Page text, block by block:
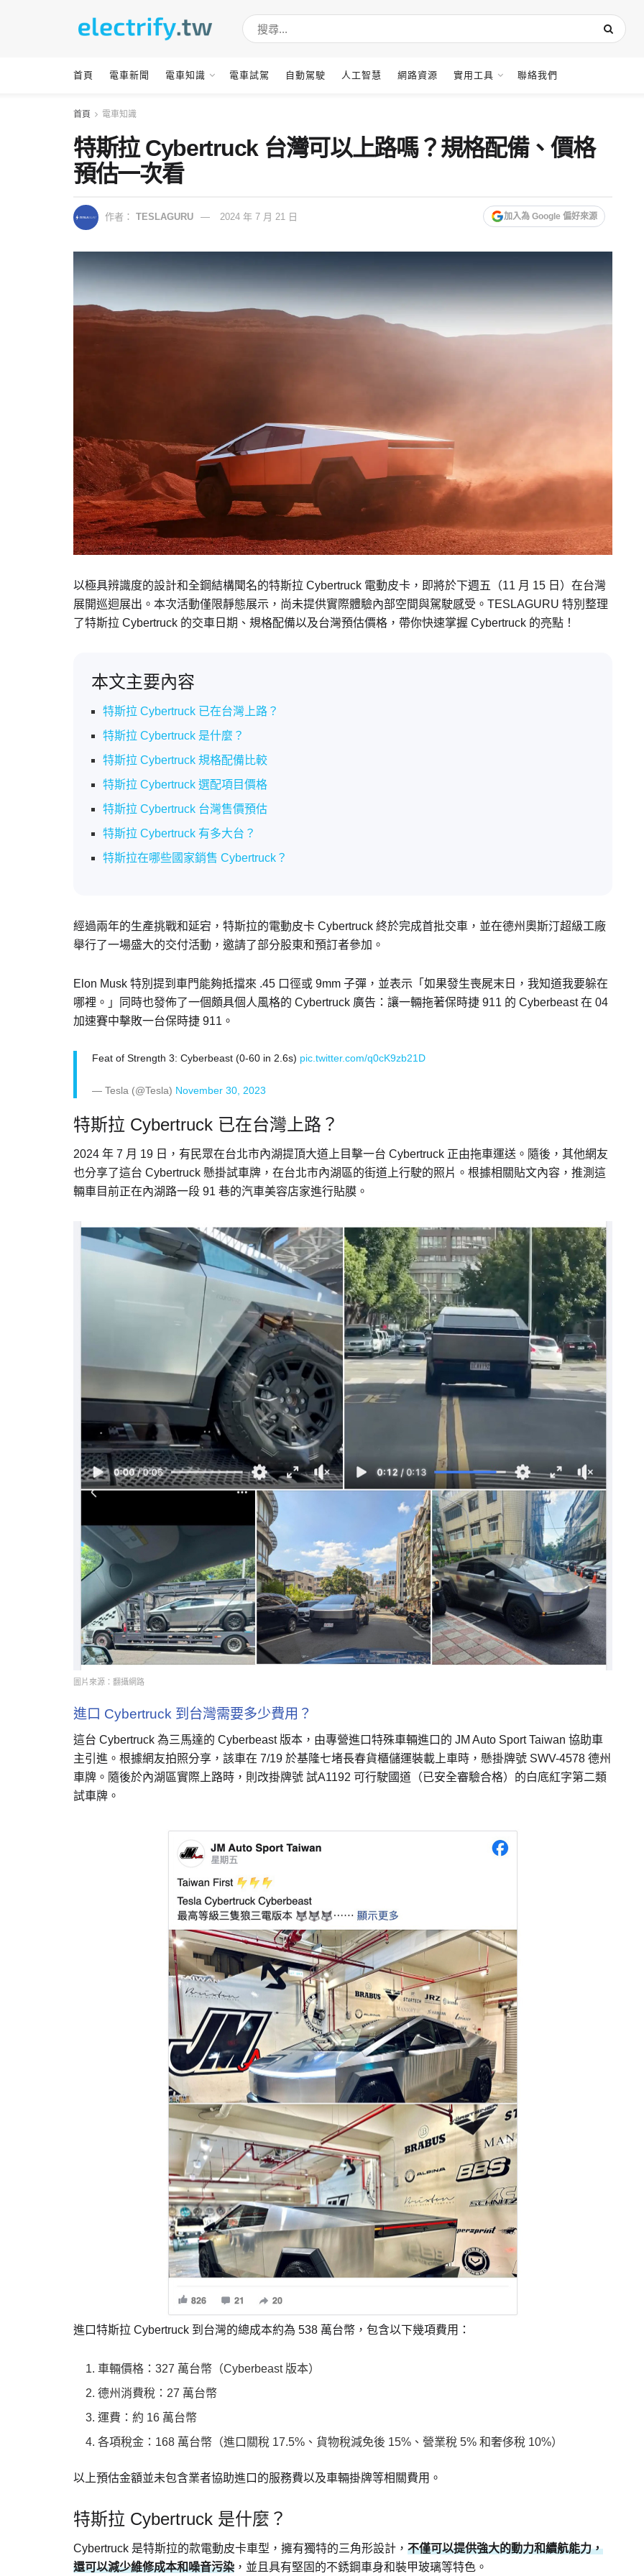
首頁 電車新聞 電車知識 電車試駕 自動駕駛 人工智慧 網路資源 實用工具 聯絡我們
首頁 電車知識
特斯拉 Cybertruck 台灣可以上路嗎？規格配備、價格
預估一次看
作者： TESLAGURU 2024 年 7 月 21 日 加入為 Google 偏好來源
以極具辨識度的設計和全鋼結構聞名的特斯拉 Cybertruck 電動皮卡，即將於下週五（11 月 15 日）在台灣
展開巡迴展出。本次活動僅限靜態展示，尚未提供實際體驗內部空間與駕駛感受。TESLAGURU 特別整理
了特斯拉 Cybertruck 的交車日期、規格配備以及台灣預估價格，帶你快速掌握 Cybertruck 的亮點！
本文主要內容
特斯拉 Cybertruck 已在台灣上路？
特斯拉 Cybertruck 是什麼？
特斯拉 Cybertruck 規格配備比較
特斯拉 Cybertruck 選配項目價格
特斯拉 Cybertruck 台灣售價預估
特斯拉 Cybertruck 有多大台？
特斯拉在哪些國家銷售 Cybertruck？
經過兩年的生產挑戰和延宕，特斯拉的電動皮卡 Cybertruck 終於完成首批交車，並在德州奧斯汀超級工廠
舉行了一場盛大的交付活動，邀請了部分股東和預訂者參加。
Elon Musk 特別提到車門能夠抵擋來 .45 口徑或 9mm 子彈，並表示「如果發生喪屍末日，我知道我要躲在
哪裡。」同時也發佈了一個頗具個人風格的 Cybertruck 廣告：讓一輛拖著保時捷 911 的 Cyberbeast 在 04
加速賽中擊敗一台保時捷 911。
Feat of Strength 3: Cyberbeast (0-60 in 2.6s) pic.twitter.com/q0cK9zb21D
— Tesla (@Tesla) November 30, 2023
特斯拉 Cybertruck 已在台灣上路？
2024 年 7 月 19 日，有民眾在台北市內湖提頂大道上目擊一台 Cybertruck 正由拖車運送。隨後，其他網友
也分享了這台 Cybertruck 懸掛試車牌，在台北市內湖區的街道上行駛的照片。根據相關貼文內容，推測這
輛車目前正在內湖路一段 91 巷的汽車美容店家進行貼膜。
圖片來源：翻攝網路
進口 Cybertruck 到台灣需要多少費用？
這台 Cybertruck 為三馬達的 Cyberbeast 版本，由專營進口特殊車輛進口的 JM Auto Sport Taiwan 協助車
主引進。根據網友拍照分享，該車在 7/19 於基隆七堵長春貨櫃儲運裝載上車時，懸掛牌號 SWV-4578 德州
車牌。隨後於內湖區實際上路時，則改掛牌號 試A1192 可行駛國道（已安全審驗合格）的白底紅字第二類
試車牌。
進口特斯拉 Cybertruck 到台灣的總成本約為 538 萬台幣，包含以下幾項費用：
車輛價格：327 萬台幣（Cyberbeast 版本）
德州消費稅：27 萬台幣
運費：約 16 萬台幣
各項稅金：168 萬台幣（進口關稅 17.5%、貨物稅減免後 15%、營業稅 5% 和奢侈稅 10%）
以上預估金額並未包含業者協助進口的服務費以及車輛掛牌等相關費用。
特斯拉 Cybertruck 是什麼？
Cybertruck 是特斯拉的款電動皮卡車型，擁有獨特的三角形設計， 不僅可以提供強大的動力和續航能力，
還可以減少維修成本和噪音污染 ，並且具有堅固的不銹鋼車身和裝甲玻璃等特色。